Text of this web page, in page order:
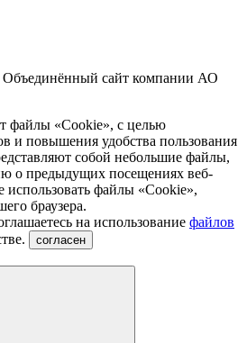
сайт компании АО
«Сookie», с целью
и повышения удобства пользования
собой небольшие файлы,
о предыдущих посещениях веб-
использовать файлы «Сookie»,
браузера.
на использование файлов
согласен